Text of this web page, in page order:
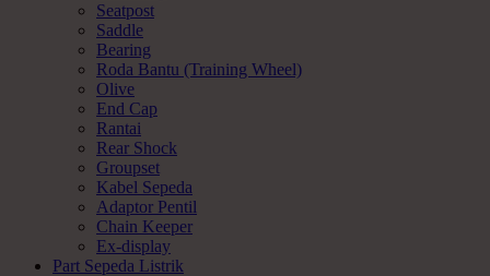
Seatpost
Saddle
Bearing
Roda Bantu (Training Wheel)
Olive
End Cap
Rantai
Rear Shock
Groupset
Kabel Sepeda
Adaptor Pentil
Chain Keeper
Ex-display
Part Sepeda Listrik